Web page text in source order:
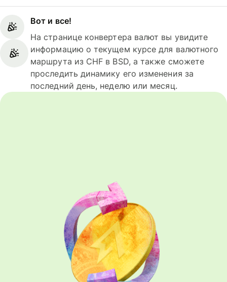
Вот и все!
На странице конвертера валют вы увидите
информацию о текущем курсе для валютного
маршрута из CHF в BSD, а также сможете
проследить динамику его изменения за
последний день, неделю или месяц.